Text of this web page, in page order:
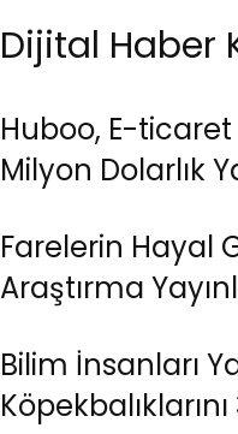
Dijital Haber
Huboo, E-
Milyon Dolarlık
Farelerin Hayal
Araştırma
Bilim İnsanları